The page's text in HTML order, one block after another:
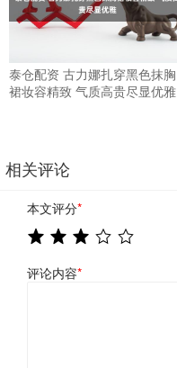
泰仓配资 古力娜扎穿黑色抹胸
裙妆容精致 气质高贵尽显优雅
相关评论
本文评分*
评论内容*